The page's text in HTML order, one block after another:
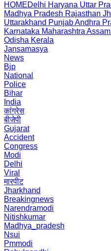
HOMEDelhi Haryana Uttar
Madhya Pradesh Rajasthan
Uttarakhand PunjabAndhra
Karnataka Maharashtra Assam
Odisha Kerala
Jansamasya
News
Bjp
National
Police
Bihar
India
कांग्रेस
बीजेपी
Gujarat
Accident
Congress
Modi
Delhi
Viral
मारपीट
Jharkhand
Breakingnews
Narendramodi
Nitishkumar
Madhya_pradesh
Nsui
Pmmodi